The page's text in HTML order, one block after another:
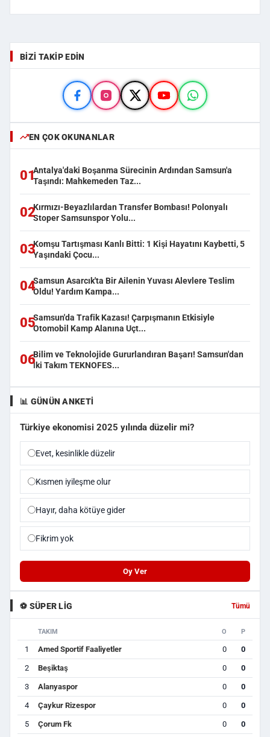
BIZI TAKIP EDIN
EN ÇOK OKUNANLAR
01Antalya'daki Boşanma Sürecinin Ardından Samsun'a
Taşındı: Mahkemeden Taz...
02Kırmızı-Beyazlılardan Transfer Bombası! Polonyalı
Stoper Samsunspor Yolu...
03Komşu Tartışması Kanlı Bitti: 1 Kişi Hayatını Kaybetti, 5
Yaşındaki Çocu...
04Samsun Asarcık'ta Bir Ailenin Yuvası Alevlere Teslim
Oldu! Yardım Kampa...
05Samsun'da Trafik Kazası! Çarpışmanın Etkisiyle
Otomobil Kamp Alanına Uçt...
06Bilim ve Teknolojide Gururlandıran Başarı! Samsun'dan
İki Takım TEKNOFES...
📊 GÜNÜN ANKETI
Türkiye ekonomisi 2025 yılında düzelir mi?
Evet, kesinlikle düzelir
Kısmen iyileşme olur
Hayır, daha kötüye gider
Fikrim yok
Oy Ver
⚽ SÜPER LIG Tümü
TAKIM O P
1 Amed Sportif Faaliyetler 0 0
2 Beşiktaş 0 0
3 Alanyaspor 0 0
4 Çaykur Rizespor 0 0
5 Çorum Fk 0 0